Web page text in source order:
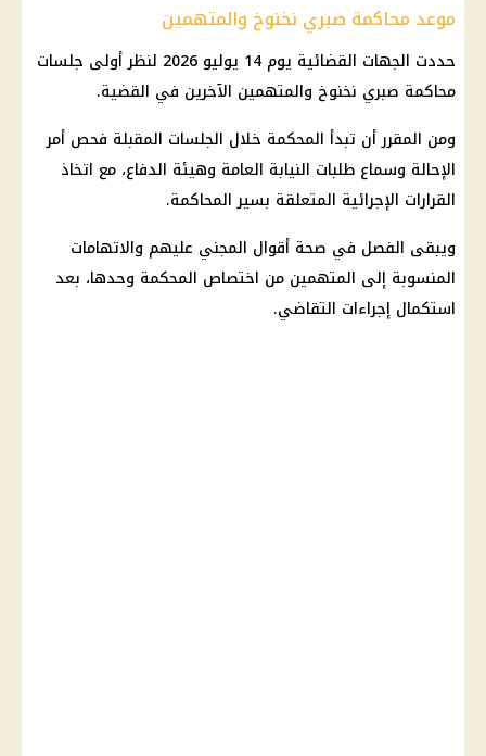
موعد محاكمة صبري نخنوخ والمتهمين
حددت الجهات القضائية يوم 14 يوليو 2026 لنظر أولى جلسات
محاكمة صبري نخنوخ والمتهمين الآخرين في القضية.
ومن المقرر أن تبدأ المحكمة خلال الجلسات المقبلة فحص أمر
الإحالة وسماع طلبات النيابة العامة وهيئة الدفاع، مع اتخاذ
القرارات الإجرائية المتعلقة بسير المحاكمة.
ويبقى الفصل في صحة أقوال المجني عليهم والاتهامات
المنسوبة إلى المتهمين من اختصاص المحكمة وحدها، بعد
استكمال إجراءات التقاضي.